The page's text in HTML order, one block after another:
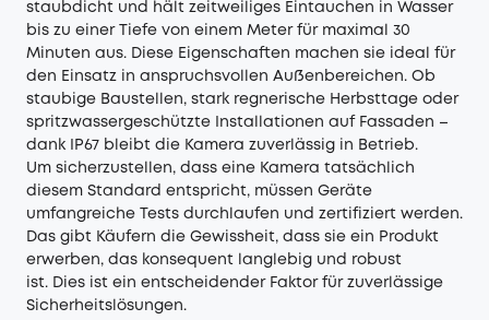
staubdicht und hält zeitweiliges Eintauchen in Wasser
bis zu einer Tiefe von einem Meter für maximal 30
Minuten aus. Diese Eigenschaften machen sie ideal für
den Einsatz in anspruchsvollen Außenbereichen. Ob
staubige Baustellen, stark regnerische Herbsttage oder
spritzwassergeschützte Installationen auf Fassaden –
dank IP67 bleibt die Kamera zuverlässig in Betrieb.
Um sicherzustellen, dass eine Kamera tatsächlich
diesem Standard entspricht, müssen Geräte
umfangreiche Tests durchlaufen und zertifiziert werden.
Das gibt Käufern die Gewissheit, dass sie ein Produkt
erwerben, das konsequent langlebig und robust
ist. Dies ist ein entscheidender Faktor für zuverlässige
Sicherheitslösungen.